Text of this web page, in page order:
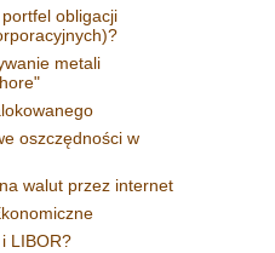
obligacji
metali
oszczędności w
walut przez internet
LIBOR?